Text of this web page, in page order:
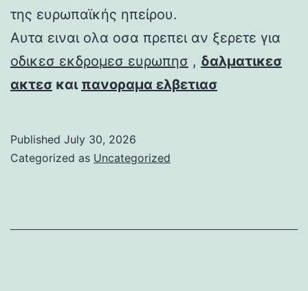
της ευρωπαϊκής ηπείρου.
Αυτα ειναι ολα οσα πρεπει αν ξερετε για
οδικεσ εκδρομεσ ευρωπησ , δαλματικεσ
ακτεσ και πανοραμα ελβετιασ
Published July 30, 2026
Categorized as Uncategorized